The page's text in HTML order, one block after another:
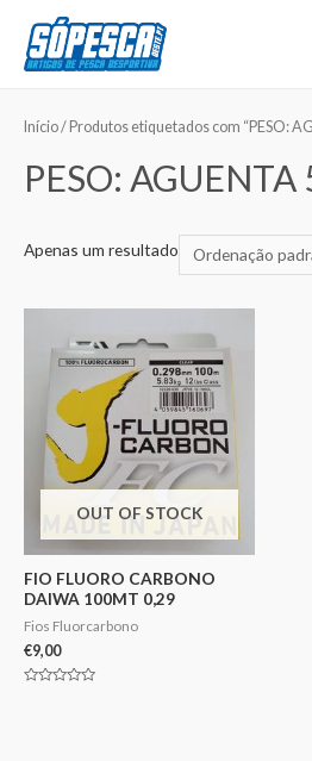
Início/ Produtos etiquetados com “PESO:
PESO: AGUENTA
Apenas um resultado
OUT OF STOCK
FIO FLUORO CARBONO
DAIWA 100MT 0,29
Fios Fluorcarbono
€9,00